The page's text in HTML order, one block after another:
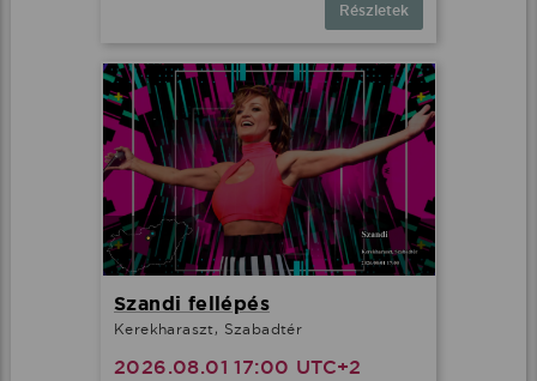
Részletek
Szandi fellépés
Kerekharaszt, Szabadtér
2026.08.01 17:00 UTC+2